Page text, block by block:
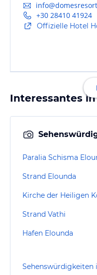
+30 28410 41924
Offizielle Hotel
Interessantes
Paralia Schisma
Strand Elounda
Strand Vathi
Hafen Elounda
Sehenswürdigkeiten